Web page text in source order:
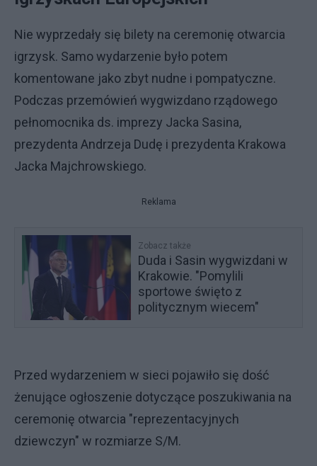
Nie wyprzedały się bilety na ceremonię otwarcia
igrzysk. Samo wydarzenie było potem
komentowane jako zbyt nudne i pompatyczne.
Podczas przemówień wygwizdano rządowego
pełnomocnika ds. imprezy Jacka Sasina,
prezydenta Andrzeja Dudę i prezydenta Krakowa
Jacka Majchrowskiego.
Reklama
Zobacz także
Duda i Sasin wygwizdani w
Krakowie. "Pomylili
sportowe święto z
politycznym wiecem"
Przed wydarzeniem w sieci pojawiło się dość
żenujące ogłoszenie dotyczące poszukiwania na
ceremonię otwarcia "reprezentacyjnych
dziewczyn" w rozmiarze S/M.